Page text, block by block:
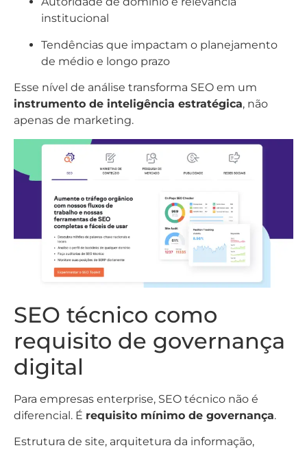
institucional
Tendências que impactam o planejamento
de médio e longo prazo
Esse nível de análise transforma SEO em um
instrumento de inteligência estratégica, não
apenas de marketing.
SEO técnico como
requisito de governança
digital
Para empresas enterprise, SEO técnico não é
diferencial. É requisito mínimo de governança.
Estrutura de site, arquitetura da informação,